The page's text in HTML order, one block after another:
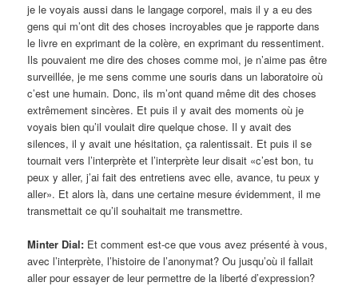
je le voyais aussi dans le langage corporel, mais il y a eu des
gens qui m’ont dit des choses incroyables que je rapporte dans
le livre en exprimant de la colère, en exprimant du ressentiment.
Ils pouvaient me dire des choses comme moi, je n’aime pas être
surveillée, je me sens comme une souris dans un laboratoire où
c’est une humain. Donc, ils m’ont quand même dit des choses
extrêmement sincères. Et puis il y avait des moments où je
voyais bien qu’il voulait dire quelque chose. Il y avait des
silences, il y avait une hésitation, ça ralentissait. Et puis il se
tournait vers l’interprète et l’interprète leur disait «c’est bon, tu
peux y aller, j’ai fait des entretiens avec elle, avance, tu peux y
aller». Et alors là, dans une certaine mesure évidemment, il me
transmettait ce qu’il souhaitait me transmettre.
Minter Dial: Et comment est-ce que vous avez présenté à vous,
avec l’interprète, l’histoire de l’anonymat? Ou jusqu’où il fallait
aller pour essayer de leur permettre de la liberté d’expression?